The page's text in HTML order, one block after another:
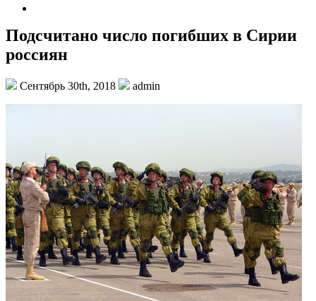
Подсчитано число погибших в Сирии
россиян
Сентябрь 30th, 2018 admin